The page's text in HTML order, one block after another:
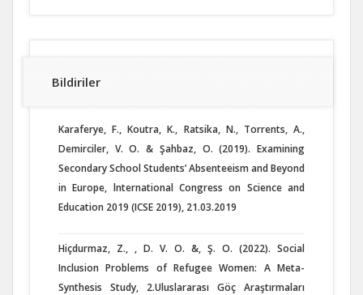
Bildiriler
Karaferye, F., Koutra, K., Ratsika, N., Torrents, A.,
Demirciler, V. O. & Şahbaz, O. (2019). Examining
Secondary School Students’ Absenteeism and Beyond
in Europe, lnternational Congress on Science and
Education 2019 (ICSE 2019), 21.03.2019
Hiçdurmaz, Z., , D. V. O. &, Ş. O. (2022). Social
Inclusion Problems of Refugee Women: A Meta-
Synthesis Study, 2.Uluslararası Göç Araştırmaları